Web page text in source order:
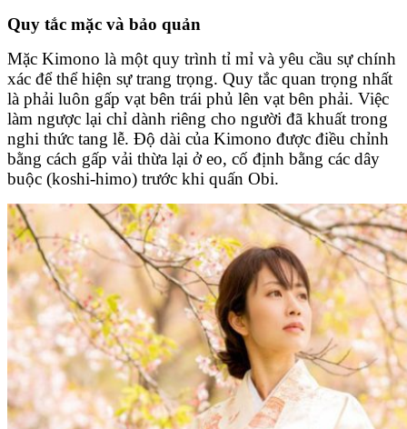
Quy tắc mặc và bảo quản
Mặc Kimono là một quy trình tỉ mỉ và yêu cầu sự chính
xác để thể hiện sự trang trọng. Quy tắc quan trọng nhất
là phải luôn gấp vạt bên trái phủ lên vạt bên phải. Việc
làm ngược lại chỉ dành riêng cho người đã khuất trong
nghi thức tang lễ. Độ dài của Kimono được điều chỉnh
bằng cách gấp vải thừa lại ở eo, cố định bằng các dây
buộc (koshi-himo) trước khi quấn Obi.